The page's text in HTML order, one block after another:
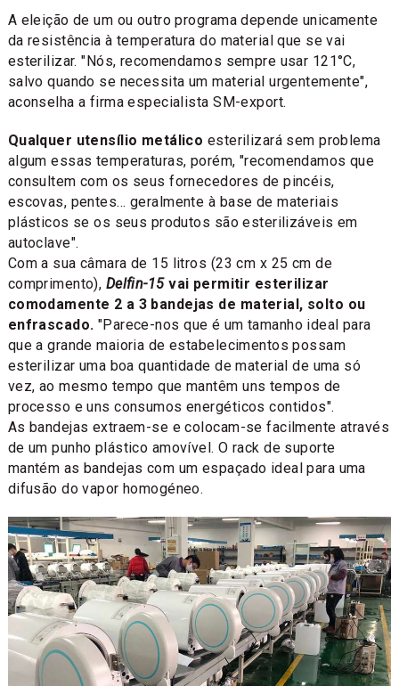
A eleição de um ou outro programa depende unicamente
da resistência à temperatura do material que se vai
esterilizar. "Nós, recomendamos sempre usar 121°C,
salvo quando se necessita um material urgentemente",
aconselha a firma especialista SM-export.
Qualquer utensílio metálico esterilizará sem problema
algum essas temperaturas, porém, "recomendamos que
consultem com os seus fornecedores de pincéis,
escovas, pentes… geralmente à base de materiais
plásticos se os seus produtos são esterilizáveis em
autoclave".
Com a sua câmara de 15 litros (23 cm x 25 cm de
comprimento), Delfin-15vai permitir esterilizar
comodamente 2 a 3 bandejas de material, solto ou
enfrascado. "Parece-nos que é um tamanho ideal para
que a grande maioria de estabelecimentos possam
esterilizar uma boa quantidade de material de uma só
vez, ao mesmo tempo que mantêm uns tempos de
processo e uns consumos energéticos contidos".
As bandejas extraem-se e colocam-se facilmente através
de um punho plástico amovível. O rack de suporte
mantém as bandejas com um espaçado ideal para uma
difusão do vapor homogéneo.